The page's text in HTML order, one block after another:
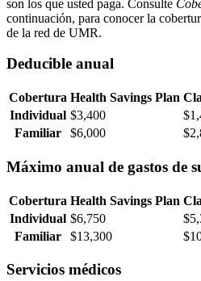
son los que usted paga. Consulte
continuación, para conocer la
de la red de UMR.
Deducible anual
Cobertura Health Savings Plan
Individual $3,400
Familiar
$6,000
Máximo anual de gastos de
Cobertura Health Savings Plan
Individual $6,750
Familiar
$13,300
Servicios médicos